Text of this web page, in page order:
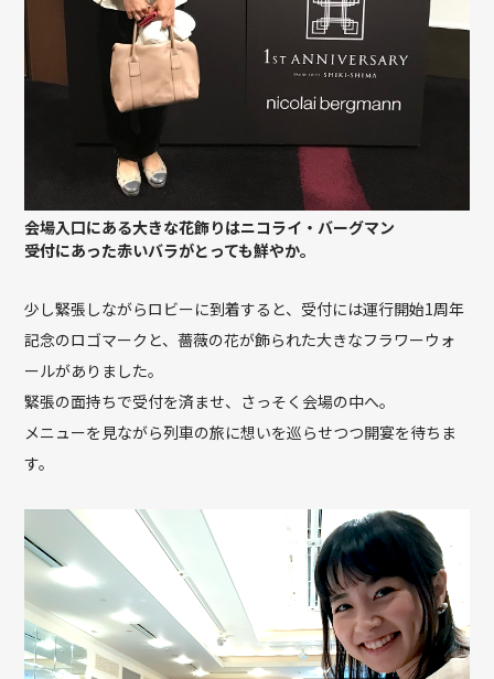
会場入口にある大きな花飾りはニコライ・バーグマン
受付にあった赤いバラがとっても鮮やか。
少し緊張しながらロビーに到着すると、受付には運行開始1周年
記念のロゴマークと、薔薇の花が飾られた大きなフラワーウォ
ールがありました。
緊張の面持ちで受付を済ませ、さっそく会場の中へ。
メニューを見ながら列車の旅に想いを巡らせつつ開宴を待ちま
す。